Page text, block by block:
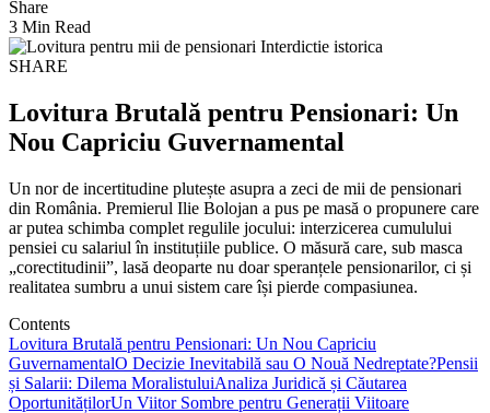
Share
3 Min Read
SHARE
Lovitura Brutală pentru Pensionari: Un
Nou Capriciu Guvernamental
Un nor de incertitudine plutește asupra a zeci de mii de pensionari
din România. Premierul Ilie Bolojan a pus pe masă o propunere care
ar putea schimba complet regulile jocului: interzicerea cumulului
pensiei cu salariul în instituțiile publice. O măsură care, sub masca
„corectitudinii”, lasă deoparte nu doar speranțele pensionarilor, ci și
realitatea sumbru a unui sistem care își pierde compasiunea.
Contents
Lovitura Brutală pentru Pensionari: Un Nou Capriciu
GuvernamentalO Decizie Inevitabilă sau O Nouă Nedreptate?Pensii
și Salarii: Dilema MoralistuluiAnaliza Juridică și Căutarea
OportunitățilorUn Viitor Sombre pentru Generații Viitoare